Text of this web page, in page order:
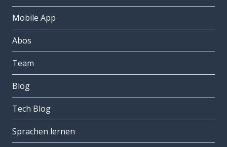
Mobile App
Abos
Team
Blog
Tech Blog
Sprachen lernen